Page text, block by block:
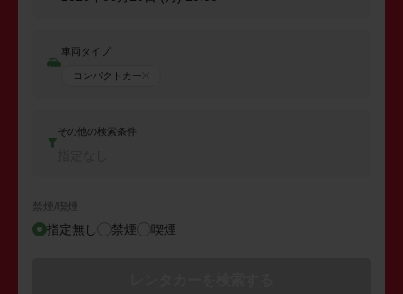
車両タイプ
コンパクトカー
その他の検索条件
禁煙/喫煙
指定無し 禁煙 喫煙